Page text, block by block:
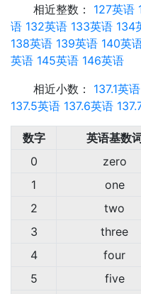
相近整数： 127英语
语 132英语 133英语 134
138英语 139英语 140英
英语 145英语 146英语
相近小数： 137.1英语
137.5英语 137.6英语
数字 英语基数词
0
zero
1
one
2
two
3
three
4
four
5
five